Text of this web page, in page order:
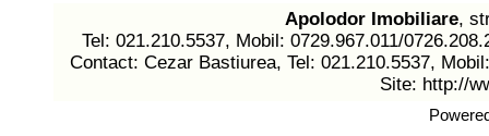
Apolodor Imobiliare,
Tel: 021.210.5537, Mobil: 0729.967.011/
Contact: Cezar Bastiurea, Tel: 021.210.5537,
Site: http://